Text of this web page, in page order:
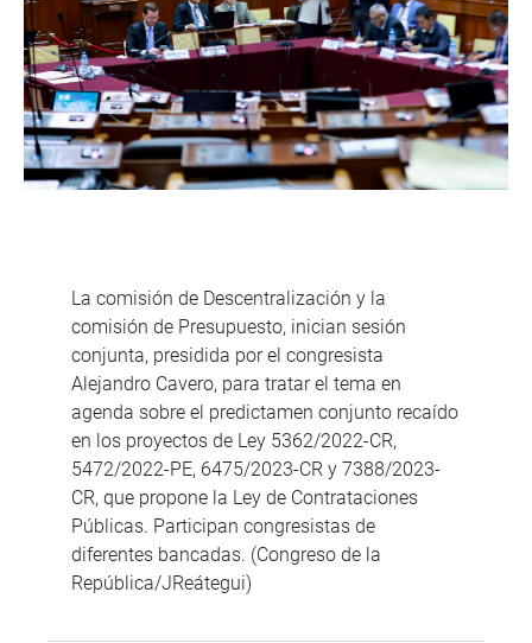
La comisión de Descentralización y la
comisión de Presupuesto, inician sesión
conjunta, presidida por el congresista
Alejandro Cavero, para tratar el tema en
agenda sobre el predictamen conjunto recaído
en los proyectos de Ley 5362/2022-CR,
5472/2022-PE, 6475/2023-CR y 7388/2023-
CR, que propone la Ley de Contrataciones
Públicas. Participan congresistas de
diferentes bancadas. (Congreso de la
República/JReátegui)